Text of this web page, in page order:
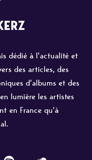
dédié à l'actualité et
des articles, des
d'albums et des
lumière les artistes
en France qu'à